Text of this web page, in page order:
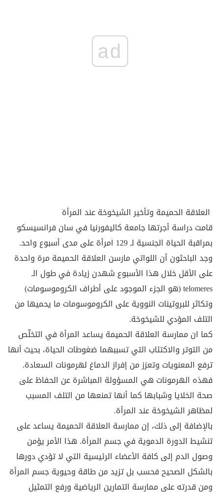
ad
العلاقة الحميمة وتأخير الشيخوخة عند المرأة
قامت دراسة أجرتها جامعة كاليفورنيا في سان فرانسيسكو
بمراقبة الحياة الجنسية لـ 129 امرأة على مدى أسبوع واحد.
وجد الباحثون أن اللواتي مارسن العلاقة الحميمة مرة واحدة
على الأقل خلال هذا الأسبوع شهدن زيادة في طول الـ
telomeres (هو الجزء الموجود على أطراف الكروموسومات)
وتكاثر للبروتينات النووية على الكروموسومات ما يحميها من
التلف المؤدي للشيخوخة.
كما ان ممارسة العلاقة الحميمة يساعد المرأة في التخلّص
من التوتر والاكتئاب التي تسببهما ضغوطات الحياة، بحيث أنها
ترفع المعنويات وتعزز من إفراز الدماغ لهرمونات السعادة.
فهذه الهرمونات هي المسؤولة المباشرة عن الحفاظ على
صحة الخلايا وشبابها كما أنها تمنعها من التلف المسبب
لمظاهر الشيخوخة عند المرأة.
بالإضافة إلى ذلك، إن ممارسة العلاقة الحميمة يساعد على
تنشيط الدورة الدموية في جسم المرأة. هذا الأمر يؤمن
وصول الدم إلى كافة الأعضاء الرئيسية التي لا تؤدي دورها
بالشكل الصحيح فحسب بل تزيد من طاقة وحيوية جسم المرأة
ومن قدرته على ممارسة التمارين الرياضية ورفع التمثيل